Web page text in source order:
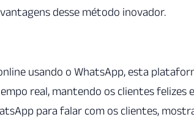
desse método inovador.
usando o WhatsApp, esta
real, mantendo os clientes felizes
para falar com os clientes,